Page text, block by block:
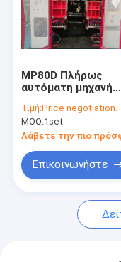
MP80D Πλήρως
αυτόματη μηχανή
κοιλότητες
Τιμή:Price negotiation.
MOQ:1set
Λάβετε την πιο
Επικοινωνήστε